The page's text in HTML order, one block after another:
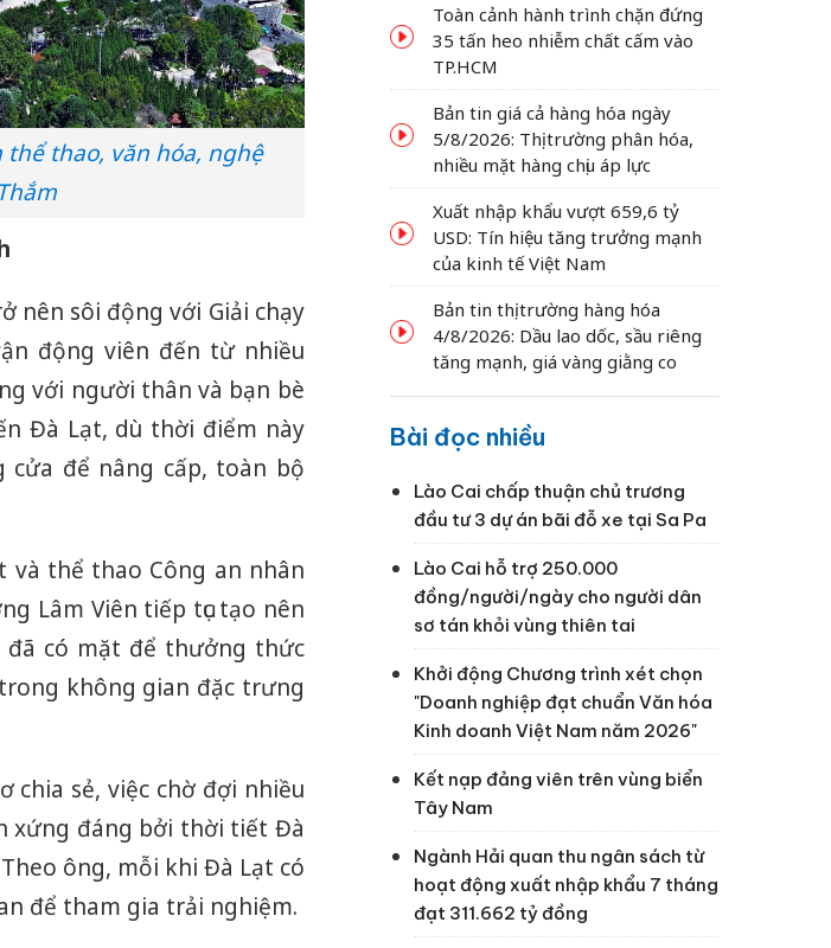
thao, văn hóa, nghệ
nên sôi động với Giải chạy
động viên đến từ nhiều
với người thân và bạn bè
Đà Lạt, dù thời điểm này
cửa để nâng cấp, toàn bộ
và thể thao Công an nhân
Lâm Viên tiếp tục tạo nên
đã có mặt để thưởng thức
không gian đặc trưng
chia sẻ, việc chờ đợi nhiều
xứng đáng bởi thời tiết Đà
ông, mỗi khi Đà Lạt có
để tham gia trải nghiệm.
Toàn cảnh hành trình chặn đứng
35 tấn heo nhiễm chất cấm vào
TP.HCM
Bản tin giá cả hàng hóa ngày
5/8/2026: Thị trường phân hóa,
nhiều mặt hàng chịu áp lực
Xuất nhập khẩu vượt 659,6 tỷ
USD: Tín hiệu tăng trưởng mạnh
của kinh tế Việt Nam
Bản tin thị trường hàng hóa
4/8/2026: Dầu lao dốc, sầu riêng
tăng mạnh, giá vàng giằng co
Bài đọc nhiều
Lào Cai chấp thuận chủ trương
đầu tư 3 dự án bãi đỗ xe tại Sa Pa
Lào Cai hỗ trợ 250.000
đồng/người/ngày cho người dân
sơ tán khỏi vùng thiên tai
Khởi động Chương trình xét chọn
"Doanh nghiệp đạt chuẩn Văn hóa
Kinh doanh Việt Nam năm 2026"
Kết nạp đảng viên trên vùng biển
Tây Nam
Ngành Hải quan thu ngân sách từ
hoạt động xuất nhập khẩu 7 tháng
đạt 311.662 tỷ đồng